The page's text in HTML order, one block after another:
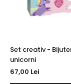
Set creativ -
unicorni
67,00 Lei